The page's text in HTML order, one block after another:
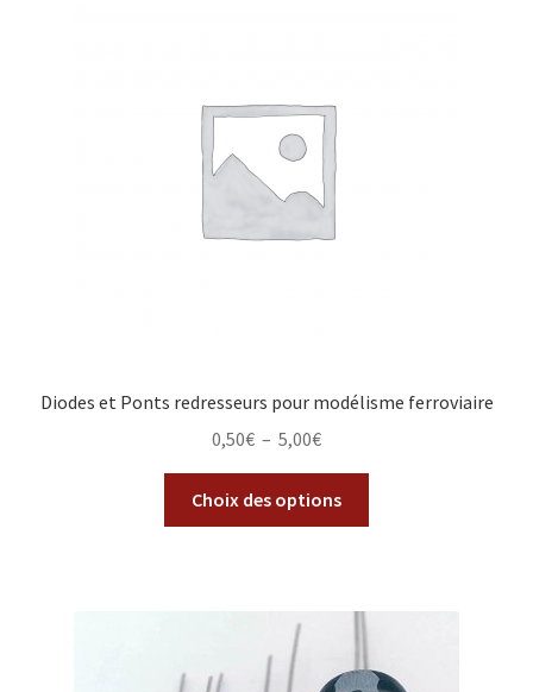
Diodes et Ponts redresseurs pour modélisme ferroviaire
0,50€ – 5,00€
Choix des options